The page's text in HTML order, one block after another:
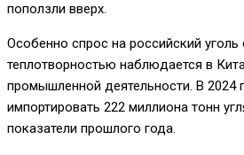
поползли вверх.
Особенно спрос на российский
теплотворностью наблюдается в
промышленной деятельности. В 2024
импортировать 222 миллиона тонн
показатели прошлого года.